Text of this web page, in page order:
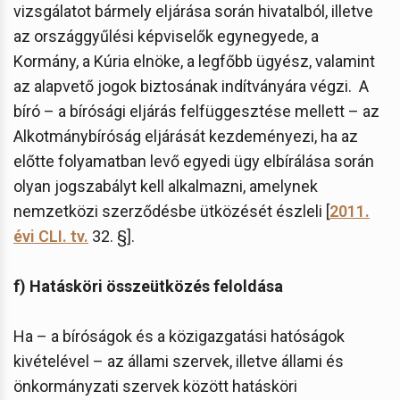
vizsgálatot bármely eljárása során hivatalból, illetve
az országgyűlési képviselők egynegyede, a
Kormány, a Kúria elnöke, a legfőbb ügyész, valamint
az alapvető jogok biztosának indítványára végzi. A
bíró – a bírósági eljárás felfüggesztése mellett – az
Alkotmánybíróság eljárását kezdeményezi, ha az
előtte folyamatban levő egyedi ügy elbírálása során
olyan jogszabályt kell alkalmazni, amelynek
nemzetközi szerződésbe ütközését észleli [2011.
évi CLI. tv. 32. §].
f) Hatásköri összeütközés feloldása
Ha – a bíróságok és a közigazgatási hatóságok
kivételével – az állami szervek, illetve állami és
önkormányzati szervek között hatásköri